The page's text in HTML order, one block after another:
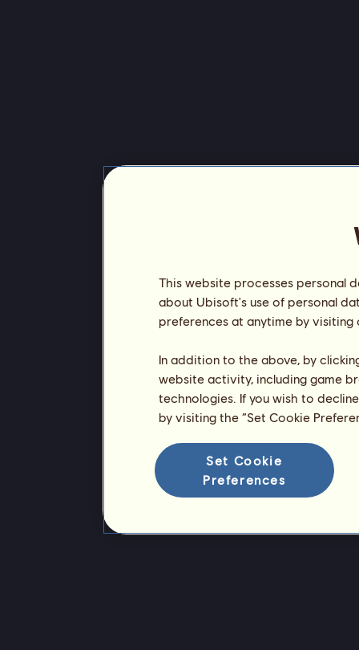
This website processes personal
about Ubisoft's use of personal
preferences at anytime by
In addition to the above, by
website activity, including game
technologies. If you wish to
by visiting the “Set Cookie
Set Cookie
Preferences